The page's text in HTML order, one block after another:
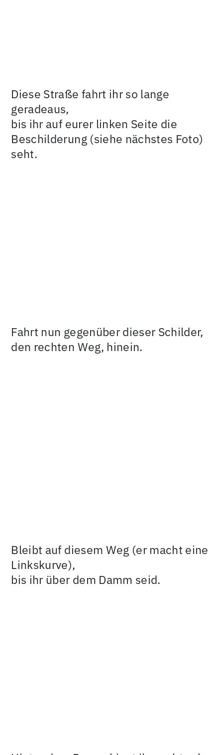
Diese Straße fahrt ihr so lange
geradeaus,
bis ihr auf eurer linken Seite die
Beschilderung (siehe nächstes Foto)
seht.
Fahrt nun gegenüber dieser Schilder,
den rechten Weg, hinein.
Bleibt auf diesem Weg (er macht eine
Linkskurve),
bis ihr über dem Damm seid.